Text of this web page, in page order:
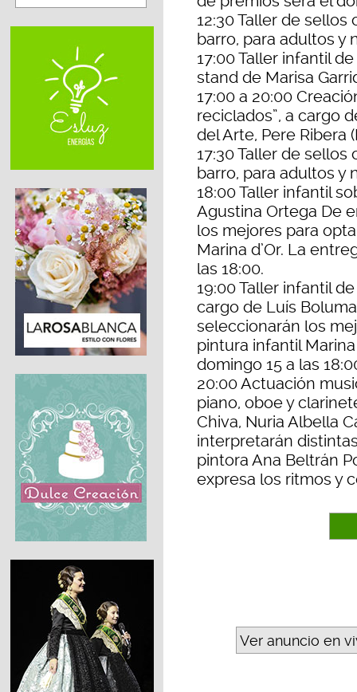
12:30 Taller de
barro, para adultos y
17:00 Taller infantil
stand de Marisa
17:00 a 20:00
reciclados”, a cargo
del Arte, Pere Ribera
17:30 Taller de
barro, para adultos y
18:00 Taller infantil
Agustina Ortega De
los mejores para
Marina d’Or. La
las 18:00.
19:00 Taller infantil
cargo de Luís
seleccionarán los
pintura infantil
domingo 15 a las
20:00 Actuación
piano, oboe y
Chiva, Nuria Albella
interpretarán
pintora Ana Beltrán
expresa los ritmos y
Ver anuncio en